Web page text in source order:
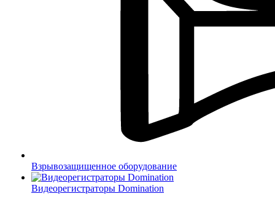
Взрывозащищенное оборудование
Видеорегистраторы Domination